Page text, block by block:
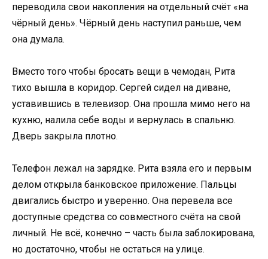
переводила свои накопления на отдельный счёт «на
чёрный день». Чёрный день наступил раньше, чем
она думала.
Вместо того чтобы бросать вещи в чемодан, Рита
тихо вышла в коридор. Сергей сидел на диване,
уставившись в телевизор. Она прошла мимо него на
кухню, налила себе воды и вернулась в спальню.
Дверь закрыла плотно.
Телефон лежал на зарядке. Рита взяла его и первым
делом открыла банковское приложение. Пальцы
двигались быстро и уверенно. Она перевела все
доступные средства со совместного счёта на свой
личный. Не всё, конечно – часть была заблокирована,
но достаточно, чтобы не остаться на улице.